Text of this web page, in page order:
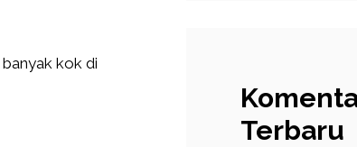
kok di
Terbaru